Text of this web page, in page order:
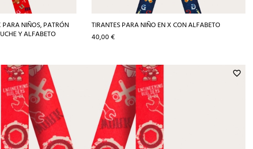
NIÑOS, PATRÓN
Y ALFABETO
TIRANTES PARA NIÑO EN X CON ALFABETO
Precio
40,00 €
favorite_border